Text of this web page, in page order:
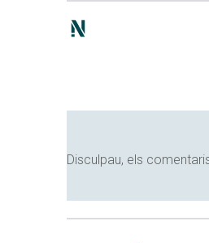
Disculpau, els